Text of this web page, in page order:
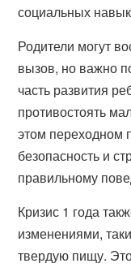
социальных
Родители могут
вызов, но важно
часть развития
противостоять
этом переходном
безопасность и
правильному
Кризис 1 года
изменениями,
твердую пищу.